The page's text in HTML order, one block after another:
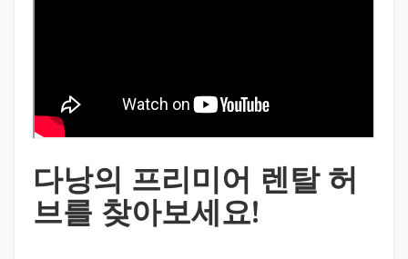
다낭의 프리미어 렌탈 허
브를 찾아보세요!